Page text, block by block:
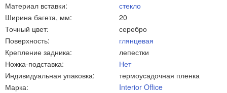
Материал вставки:
стекло
Ширина багета, мм:
20
Точный цвет:
серебро
Поверхность:
глянцевая
Крепление задника:
лепестки
Ножка-подставка:
Нет
Индивидуальная упаковка:
термоусадочная пленка
Марка:
Interior Office